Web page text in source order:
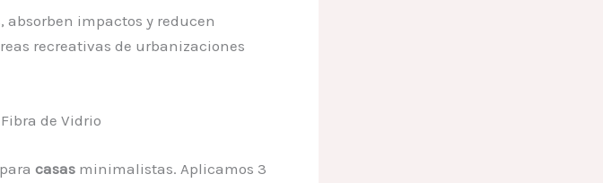
impactos y reducen
recreativas de urbanizaciones
de Vidrio
casas minimalistas. Aplicamos 3